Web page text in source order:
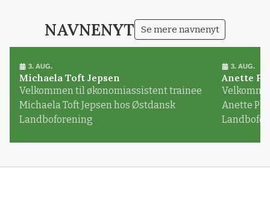
NAVNENYT Se mere navnenyt
3. AUG.
Michaela Toft Jepsen
Velkommen til økonomiassistent trainee
Michaela Toft Jepsen hos Østdansk
Landboforening
3. AUG.
Anette
Anette